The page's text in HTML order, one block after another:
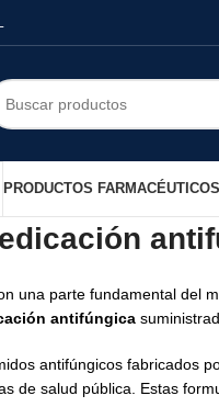
PRODUCTOS FARMACÉUTICOS
una parte fundamental del
antifúngica
antifúngicos fabricados
de salud pública. Estas